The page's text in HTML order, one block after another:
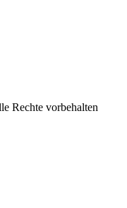
Rechte vorbehalten